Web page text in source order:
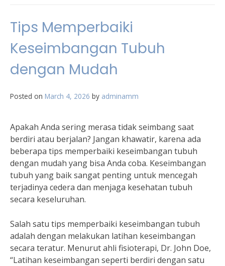
Tips Memperbaiki
Keseimbangan Tubuh
dengan Mudah
Posted on March 4, 2026 by adminamm
Apakah Anda sering merasa tidak seimbang saat
berdiri atau berjalan? Jangan khawatir, karena ada
beberapa tips memperbaiki keseimbangan tubuh
dengan mudah yang bisa Anda coba. Keseimbangan
tubuh yang baik sangat penting untuk mencegah
terjadinya cedera dan menjaga kesehatan tubuh
secara keseluruhan.
Salah satu tips memperbaiki keseimbangan tubuh
adalah dengan melakukan latihan keseimbangan
secara teratur. Menurut ahli fisioterapi, Dr. John Doe,
“Latihan keseimbangan seperti berdiri dengan satu